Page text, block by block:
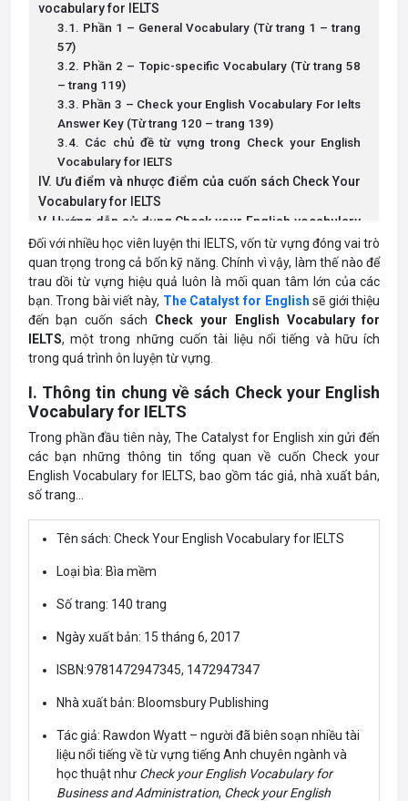
vocabulary for IELTS
3.1. Phần 1 – General Vocabulary (Từ trang 1 – trang
57)
3.2. Phần 2 – Topic-specific Vocabulary (Từ trang 58
– trang 119)
3.3. Phần 3 – Check your English Vocabulary For Ielts
Answer Key (Từ trang 120 – trang 139)
3.4. Các chủ đề từ vựng trong Check your English
Vocabulary for IELTS
IV. Ưu điểm và nhược điểm của cuốn sách Check Your
Vocabulary for IELTS
V. Hướng dẫn sử dụng Check your English vocabulary
for IELTS book hiệu quả
VI. Link download Check your English Vocabulary for
IELTS PDF miễn phí
Đối với nhiều học viên luyện thi IELTS, vốn từ vựng đóng vai trò
quan trọng trong cả bốn kỹ năng. Chính vì vậy, làm thế nào để
trau dồi từ vựng hiệu quả luôn là mối quan tâm lớn của các
bạn. Trong bài viết này, The Catalyst for English sẽ giới thiệu
đến bạn cuốn sách Check your English Vocabulary for
IELTS, một trong những cuốn tài liệu nổi tiếng và hữu ích
trong quá trình ôn luyện từ vựng.
I. Thông tin chung về sách Check your English
Vocabulary for IELTS
Trong phần đầu tiên này, The Catalyst for English xin gửi đến
các bạn những thông tin tổng quan về cuốn Check your
English Vocabulary for IELTS, bao gồm tác giả, nhà xuất bản,
số trang…
Tên sách: Check Your English Vocabulary for IELTS
Loại bìa: Bìa mềm
Số trang: 140 trang
Ngày xuất bản: 15 tháng 6, 2017
ISBN:9781472947345, 1472947347
Nhà xuất bản: Bloomsbury Publishing
Tác giả: Rawdon Wyatt – người đã biên soạn nhiều tài
liệu nổi tiếng về từ vựng tiếng Anh chuyên ngành và
học thuật như Check your English Vocabulary for
Business and Administration, Check your English